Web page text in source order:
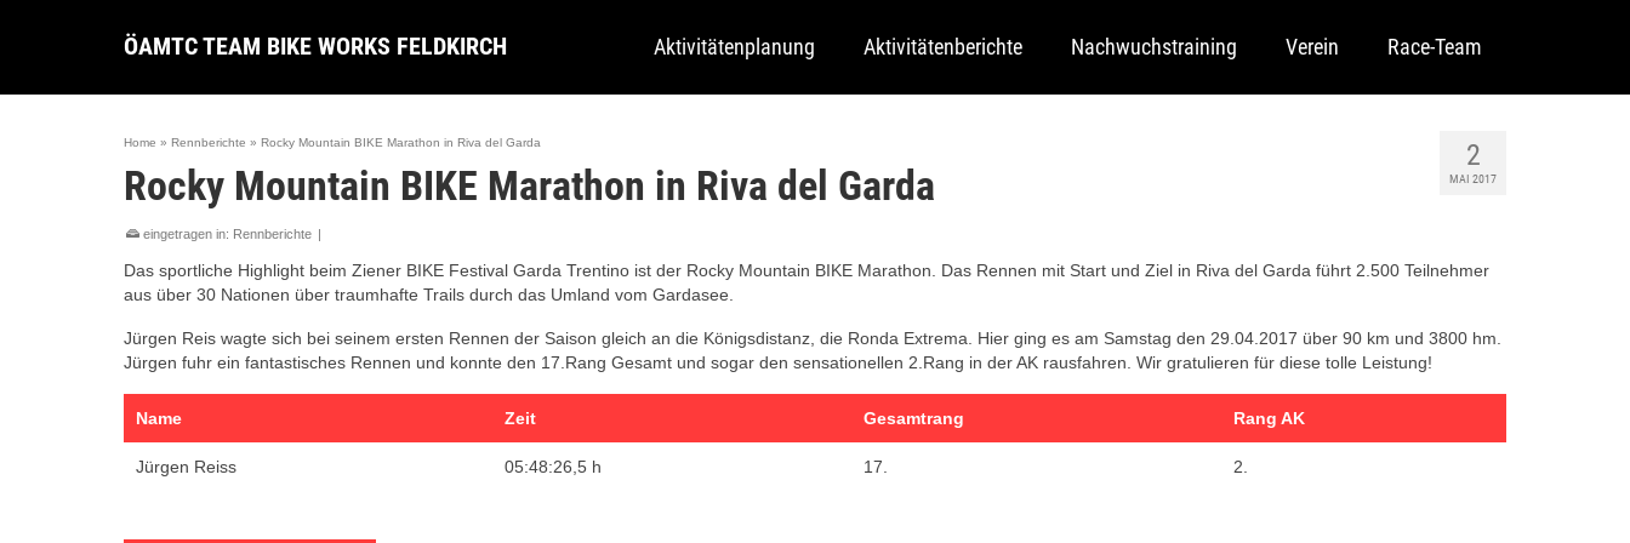
ÖAMTC TEAM BIKE WORKS FELDKIRCH Aktivitätenplanung Aktivitätenberichte Nachwuchstraining Verein Race-Team
2
MAI 2017
Home » Rennberichte » Rocky Mountain BIKE Marathon in Riva del Garda
Rocky Mountain BIKE Marathon in Riva del Garda
eingetragen in: Rennberichte |
Das sportliche Highlight beim Ziener BIKE Festival Garda Trentino ist der Rocky Mountain BIKE Marathon. Das Rennen mit Start und Ziel in Riva del Garda führt 2.500 Teilnehmer
aus über 30 Nationen über traumhafte Trails durch das Umland vom Gardasee.
Jürgen Reis wagte sich bei seinem ersten Rennen der Saison gleich an die Königsdistanz, die Ronda Extrema. Hier ging es am Samstag den 29.04.2017 über 90 km und 3800 hm.
Jürgen fuhr ein fantastisches Rennen und konnte den 17.Rang Gesamt und sogar den sensationellen 2.Rang in der AK rausfahren. Wir gratulieren für diese tolle Leistung!
Name Zeit Gesamtrang Rang AK
Jürgen Reiss 05:48:26,5 h 17. 2.